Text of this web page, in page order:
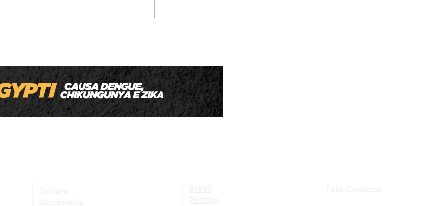
Prefeitura de São Pedro da Cipa lança
REFIS 2026 com até 100% de desconto
em juros e multas